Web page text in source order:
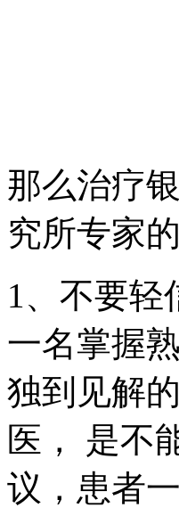
那么治疗
究所专家的
1、不要轻
一名掌握
独到见解
医， 是不
议，患者